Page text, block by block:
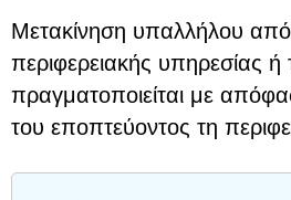
Μετακίνηση υπαλλήλου από
περιφερειακής υπηρεσίας ή
πραγματοποιείται με
του εποπτεύοντος τη